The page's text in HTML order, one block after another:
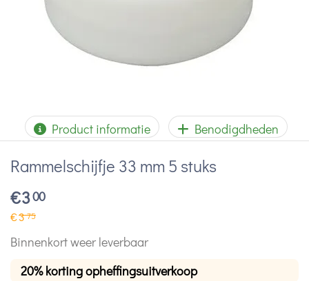
Product informatie Benodigdheden
Rammelschijfje 33 mm 5 stuks
€300
€375
Binnenkort weer leverbaar
20% korting opheffingsuitverkoop